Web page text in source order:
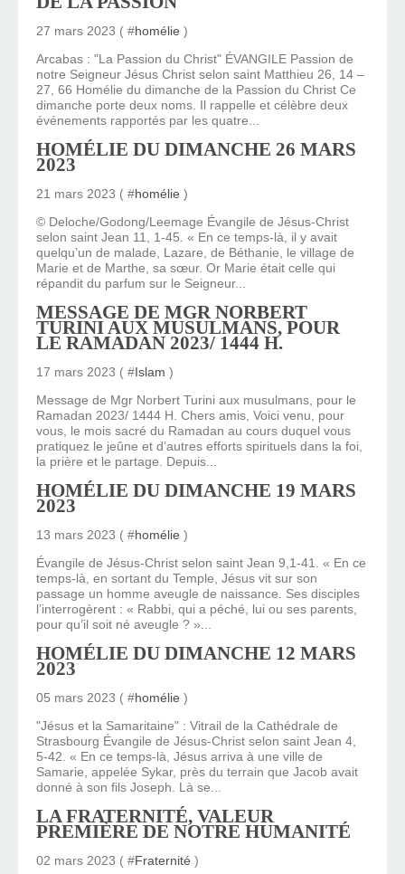
27 mars 2023 ( #homélie )
Arcabas : "La Passion du Christ" ÉVANGILE Passion de
notre Seigneur Jésus Christ selon saint Matthieu 26, 14 –
27, 66 Homélie du dimanche de la Passion du Christ Ce
dimanche porte deux noms. Il rappelle et célèbre deux
événements rapportés par les quatre...
HOMÉLIE DU DIMANCHE 26 MARS
2023
21 mars 2023 ( #homélie )
© Deloche/Godong/Leemage Évangile de Jésus-Christ
selon saint Jean 11, 1-45. « En ce temps-là, il y avait
quelqu’un de malade, Lazare, de Béthanie, le village de
Marie et de Marthe, sa sœur. Or Marie était celle qui
répandit du parfum sur le Seigneur...
MESSAGE DE MGR NORBERT
TURINI AUX MUSULMANS, POUR
LE RAMADAN 2023/ 1444 H.
17 mars 2023 ( #Islam )
Message de Mgr Norbert Turini aux musulmans, pour le
Ramadan 2023/ 1444 H. Chers amis, Voici venu, pour
vous, le mois sacré du Ramadan au cours duquel vous
pratiquez le jeûne et d’autres efforts spirituels dans la foi,
la prière et le partage. Depuis...
HOMÉLIE DU DIMANCHE 19 MARS
2023
13 mars 2023 ( #homélie )
Évangile de Jésus-Christ selon saint Jean 9,1-41. « En ce
temps-là, en sortant du Temple, Jésus vit sur son
passage un homme aveugle de naissance. Ses disciples
l’interrogèrent : « Rabbi, qui a péché, lui ou ses parents,
pour qu’il soit né aveugle ? »...
HOMÉLIE DU DIMANCHE 12 MARS
2023
05 mars 2023 ( #homélie )
"Jésus et la Samaritaine" : Vitrail de la Cathédrale de
Strasbourg Évangile de Jésus-Christ selon saint Jean 4,
5-42. « En ce temps-là, Jésus arriva à une ville de
Samarie, appelée Sykar, près du terrain que Jacob avait
donné à son fils Joseph. Là se...
LA FRATERNITÉ, VALEUR
PREMIÈRE DE NOTRE HUMANITÉ
02 mars 2023 ( #Fraternité )